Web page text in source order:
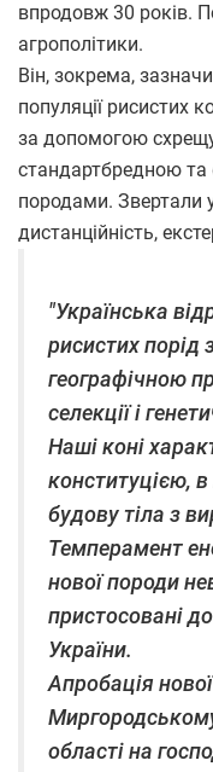
впродовж 30 років.
агрополітики.
Він, зокрема,
популяції рисистих
за допомогою
стандартбредною
породами. Звертали
дистанційність,
"Українська
рисистих порід
географічною
селекції і
Наші коні
конституцією,
будову тіла з
Темперамент
нової породи
пристосовані
України.
Апробація
області на